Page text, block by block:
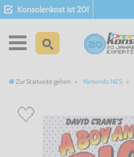
Konsolenkost ist 20!
Zur Startseite gehen Nintendo NES